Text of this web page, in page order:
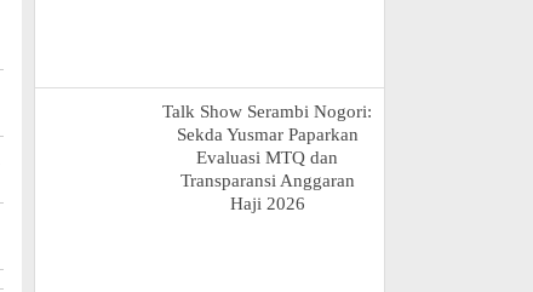
Talk Show Serambi Nogori:
Sekda Yusmar Paparkan
Evaluasi MTQ dan
Transparansi Anggaran
Haji 2026